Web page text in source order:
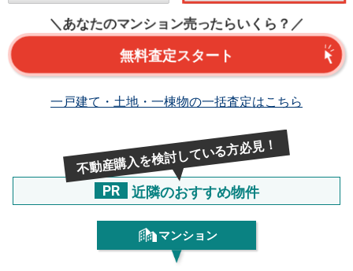
＼あなたのマンション売ったらいくら？／
無料査定スタート
一戸建て・土地・一棟物の一括査定はこちら
不動産購入を検討している方必見！
PR 近隣のおすすめ物件
マンション